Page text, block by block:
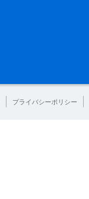
プライバシーポリシー